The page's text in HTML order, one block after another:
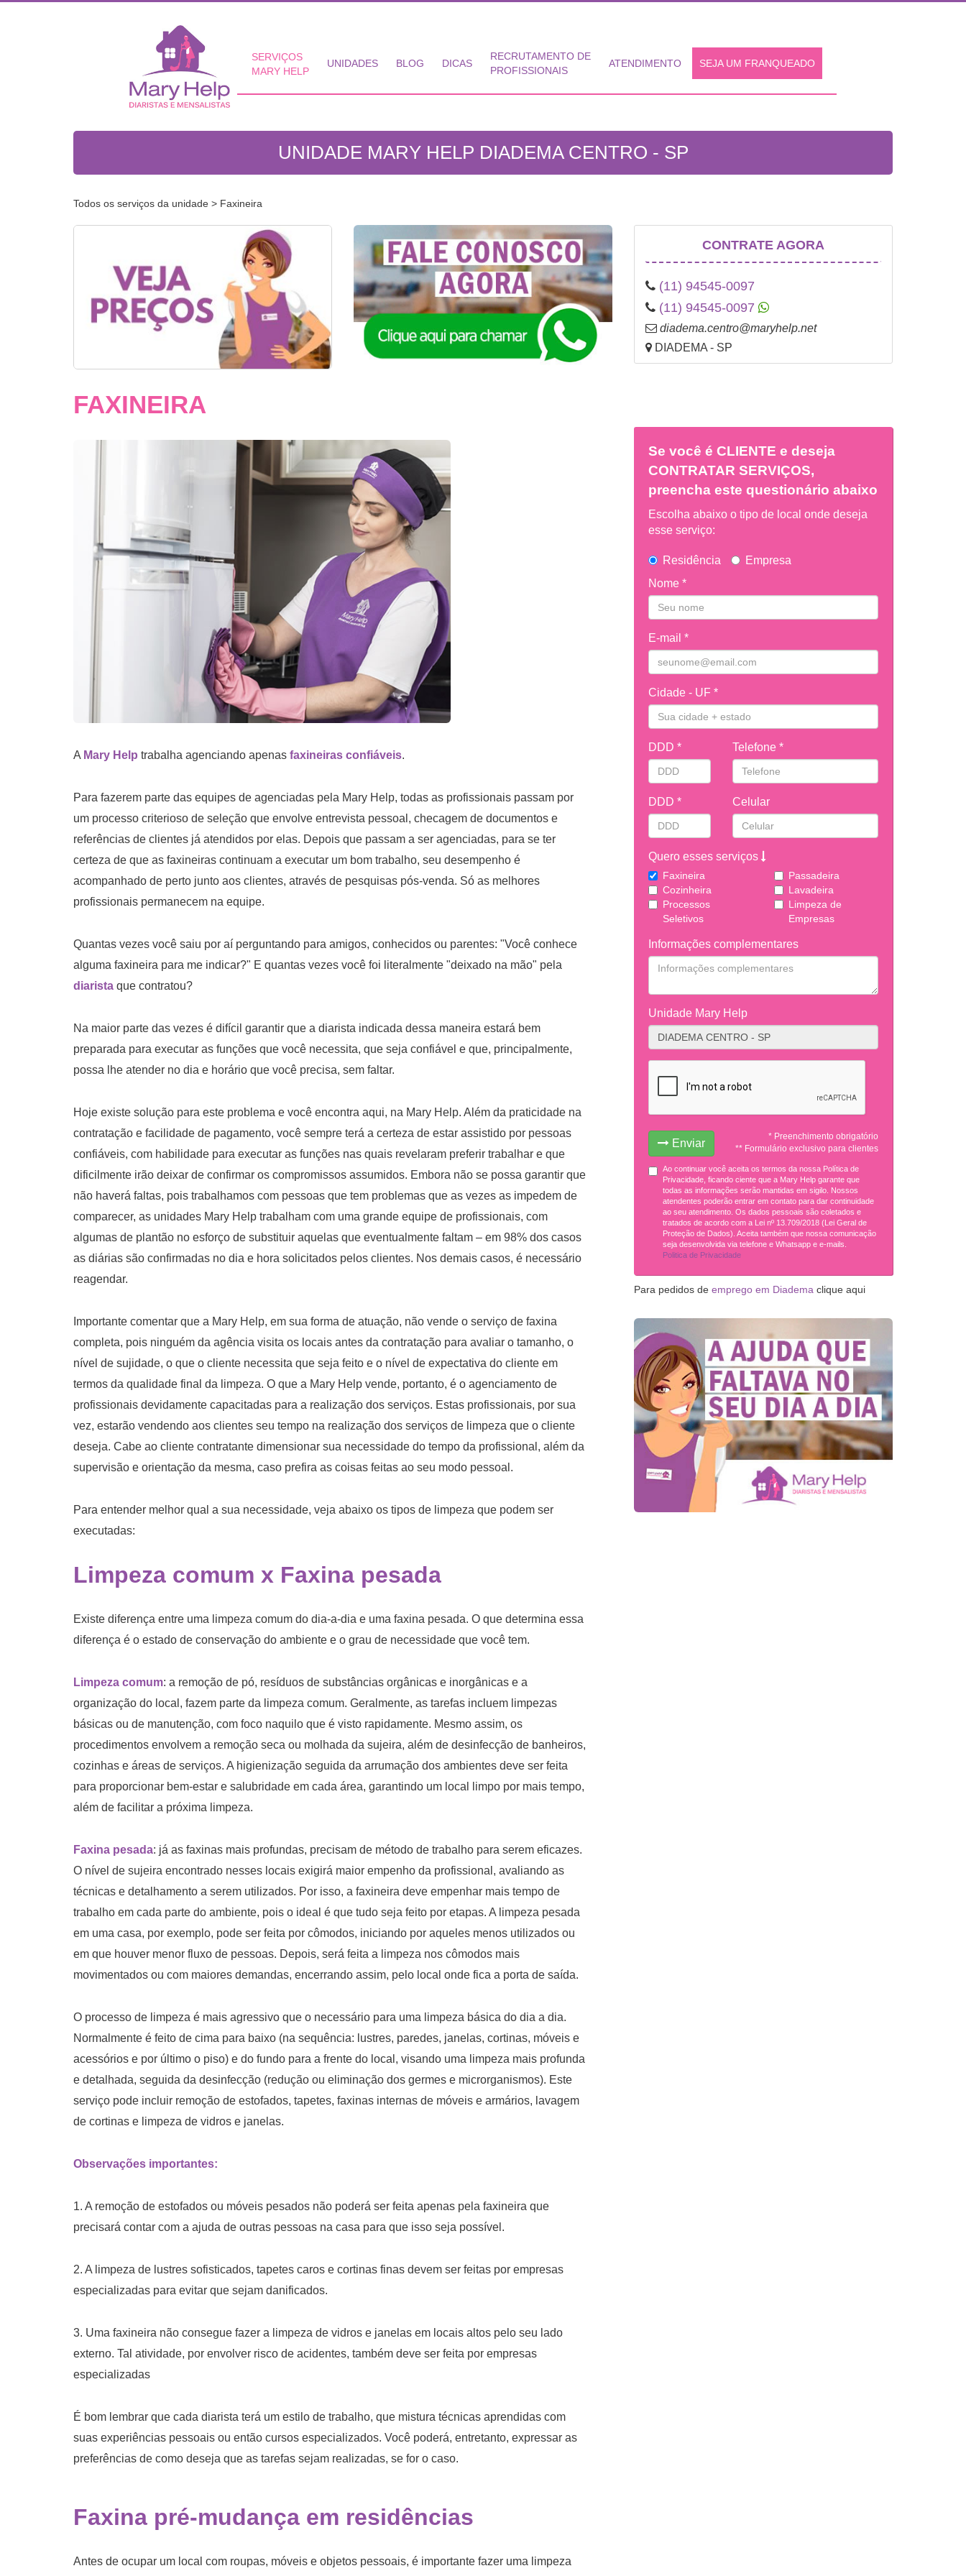
SERVIÇOS
MARY HELP
UNIDADES BLOG DICAS
RECRUTAMENTO DE
PROFISSIONAIS
ATENDIMENTO SEJA UM FRANQUEADO
UNIDADE MARY HELP DIADEMA CENTRO - SP
Todos os serviços da unidade > Faxineira
CONTRATE AGORA
(11) 94545-0097
(11) 94545-0097
diadema.centro@maryhelp.net
DIADEMA - SP
FAXINEIRA
A Mary Help trabalha agenciando apenas faxineiras confiáveis.
Para fazerem parte das equipes de agenciadas pela Mary Help, todas as profissionais passam por
um processo criterioso de seleção que envolve entrevista pessoal, checagem de documentos e
referências de clientes já atendidos por elas. Depois que passam a ser agenciadas, para se ter
certeza de que as faxineiras continuam a executar um bom trabalho, seu desempenho é
acompanhado de perto junto aos clientes, através de pesquisas pós-venda. Só as melhores
profissionais permanecem na equipe.
Quantas vezes você saiu por aí perguntando para amigos, conhecidos ou parentes: "Você conhece
alguma faxineira para me indicar?" E quantas vezes você foi literalmente "deixado na mão" pela
diarista que contratou?
Na maior parte das vezes é difícil garantir que a diarista indicada dessa maneira estará bem
preparada para executar as funções que você necessita, que seja confiável e que, principalmente,
possa lhe atender no dia e horário que você precisa, sem faltar.
Hoje existe solução para este problema e você encontra aqui, na Mary Help. Além da praticidade na
contratação e facilidade de pagamento, você sempre terá a certeza de estar assistido por pessoas
confiáveis, com habilidade para executar as funções nas quais revelaram preferir trabalhar e que
dificilmente irão deixar de confirmar os compromissos assumidos. Embora não se possa garantir que
não haverá faltas, pois trabalhamos com pessoas que tem problemas que as vezes as impedem de
comparecer, as unidades Mary Help trabalham com uma grande equipe de profissionais, com
algumas de plantão no esforço de substituir aquelas que eventualmente faltam – em 98% dos casos
as diárias são confirmadas no dia e hora solicitados pelos clientes. Nos demais casos, é necessário
reagendar.
Importante comentar que a Mary Help, em sua forma de atuação, não vende o serviço de faxina
completa, pois ninguém da agência visita os locais antes da contratação para avaliar o tamanho, o
nível de sujidade, o que o cliente necessita que seja feito e o nível de expectativa do cliente em
termos da qualidade final da limpeza. O que a Mary Help vende, portanto, é o agenciamento de
profissionais devidamente capacitadas para a realização dos serviços. Estas profissionais, por sua
vez, estarão vendendo aos clientes seu tempo na realização dos serviços de limpeza que o cliente
deseja. Cabe ao cliente contratante dimensionar sua necessidade do tempo da profissional, além da
supervisão e orientação da mesma, caso prefira as coisas feitas ao seu modo pessoal.
Para entender melhor qual a sua necessidade, veja abaixo os tipos de limpeza que podem ser
executadas:
Limpeza comum x Faxina pesada
Existe diferença entre uma limpeza comum do dia-a-dia e uma faxina pesada. O que determina essa
diferença é o estado de conservação do ambiente e o grau de necessidade que você tem.
Limpeza comum: a remoção de pó, resíduos de substâncias orgânicas e inorgânicas e a
organização do local, fazem parte da limpeza comum. Geralmente, as tarefas incluem limpezas
básicas ou de manutenção, com foco naquilo que é visto rapidamente. Mesmo assim, os
procedimentos envolvem a remoção seca ou molhada da sujeira, além de desinfecção de banheiros,
cozinhas e áreas de serviços. A higienização seguida da arrumação dos ambientes deve ser feita
para proporcionar bem-estar e salubridade em cada área, garantindo um local limpo por mais tempo,
além de facilitar a próxima limpeza.
Faxina pesada: já as faxinas mais profundas, precisam de método de trabalho para serem eficazes.
O nível de sujeira encontrado nesses locais exigirá maior empenho da profissional, avaliando as
técnicas e detalhamento a serem utilizados. Por isso, a faxineira deve empenhar mais tempo de
trabalho em cada parte do ambiente, pois o ideal é que tudo seja feito por etapas. A limpeza pesada
em uma casa, por exemplo, pode ser feita por cômodos, iniciando por aqueles menos utilizados ou
em que houver menor fluxo de pessoas. Depois, será feita a limpeza nos cômodos mais
movimentados ou com maiores demandas, encerrando assim, pelo local onde fica a porta de saída.
O processo de limpeza é mais agressivo que o necessário para uma limpeza básica do dia a dia.
Normalmente é feito de cima para baixo (na sequência: lustres, paredes, janelas, cortinas, móveis e
acessórios e por último o piso) e do fundo para a frente do local, visando uma limpeza mais profunda
e detalhada, seguida da desinfecção (redução ou eliminação dos germes e microrganismos). Este
serviço pode incluir remoção de estofados, tapetes, faxinas internas de móveis e armários, lavagem
de cortinas e limpeza de vidros e janelas.
Observações importantes:
1. A remoção de estofados ou móveis pesados não poderá ser feita apenas pela faxineira que
precisará contar com a ajuda de outras pessoas na casa para que isso seja possível.
2. A limpeza de lustres sofisticados, tapetes caros e cortinas finas devem ser feitas por empresas
especializadas para evitar que sejam danificados.
3. Uma faxineira não consegue fazer a limpeza de vidros e janelas em locais altos pelo seu lado
externo. Tal atividade, por envolver risco de acidentes, também deve ser feita por empresas
especializadas
É bom lembrar que cada diarista terá um estilo de trabalho, que mistura técnicas aprendidas com
suas experiências pessoais ou então cursos especializados. Você poderá, entretanto, expressar as
preferências de como deseja que as tarefas sejam realizadas, se for o caso.
Faxina pré-mudança em residências
Antes de ocupar um local com roupas, móveis e objetos pessoais, é importante fazer uma limpeza
Se você é CLIENTE e deseja
CONTRATAR SERVIÇOS,
preencha este questionário abaixo
Escolha abaixo o tipo de local onde deseja
esse serviço:
Residência
Empresa
Nome *
E-mail *
Cidade - UF *
DDD * Telefone *
DDD * Celular
Quero esses serviços
Faxineira
Passadeira
Cozinheira
Lavadeira
Processos
Seletivos
Limpeza de
Empresas
Informações complementares
Unidade Mary Help
Enviar
* Preenchimento obrigatório
** Formulário exclusivo para clientes
Ao continuar você aceita os termos da nossa Política de
Privacidade, ficando ciente que a Mary Help garante que
todas as informações serão mantidas em sigilo. Nossos
atendentes poderão entrar em contato para dar continuidade
ao seu atendimento. Os dados pessoais são coletados e
tratados de acordo com a Lei nº 13.709/2018 (Lei Geral de
Proteção de Dados). Aceita também que nossa comunicação
seja desenvolvida via telefone e Whatsapp e e-mails.
Politica de Privacidade
Para pedidos de emprego em Diadema clique aqui